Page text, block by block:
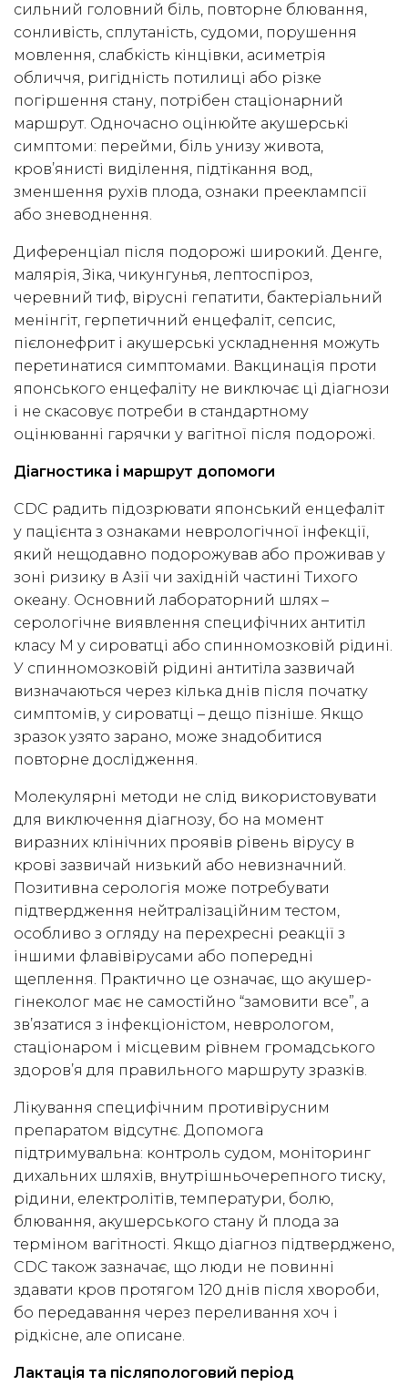
сильний головний біль, повторне блювання,
сонливість, сплутаність, судоми, порушення
мовлення, слабкість кінцівки, асиметрія
обличчя, ригідність потилиці або різке
погіршення стану, потрібен стаціонарний
маршрут. Одночасно оцінюйте акушерські
симптоми: перейми, біль унизу живота,
кров’янисті виділення, підтікання вод,
зменшення рухів плода, ознаки прееклампсії
або зневоднення.
Диференціал після подорожі широкий. Денге,
малярія, Зіка, чикунгунья, лептоспіроз,
черевний тиф, вірусні гепатити, бактеріальний
менінгіт, герпетичний енцефаліт, сепсис,
пієлонефрит і акушерські ускладнення можуть
перетинатися симптомами. Вакцинація проти
японського енцефаліту не виключає ці діагнози
і не скасовує потреби в стандартному
оцінюванні гарячки у вагітної після подорожі.
Діагностика і маршрут допомоги
CDC радить підозрювати японський енцефаліт
у пацієнта з ознаками неврологічної інфекції,
який нещодавно подорожував або проживав у
зоні ризику в Азії чи західній частині Тихого
океану. Основний лабораторний шлях –
серологічне виявлення специфічних антитіл
класу М у сироватці або спинномозковій рідині.
У спинномозковій рідині антитіла зазвичай
визначаються через кілька днів після початку
симптомів, у сироватці – дещо пізніше. Якщо
зразок узято зарано, може знадобитися
повторне дослідження.
Молекулярні методи не слід використовувати
для виключення діагнозу, бо на момент
виразних клінічних проявів рівень вірусу в
крові зазвичай низький або невизначний.
Позитивна серологія може потребувати
підтвердження нейтралізаційним тестом,
особливо з огляду на перехресні реакції з
іншими флавівірусами або попередні
щеплення. Практично це означає, що акушер-
гінеколог має не самостійно “замовити все”, а
зв’язатися з інфекціоністом, неврологом,
стаціонаром і місцевим рівнем громадського
здоров’я для правильного маршруту зразків.
Лікування специфічним противірусним
препаратом відсутнє. Допомога
підтримувальна: контроль судом, моніторинг
дихальних шляхів, внутрішньочерепного тиску,
рідини, електролітів, температури, болю,
блювання, акушерського стану й плода за
терміном вагітності. Якщо діагноз підтверджено,
CDC також зазначає, що люди не повинні
здавати кров протягом 120 днів після хвороби,
бо передавання через переливання хоч і
рідкісне, але описане.
Лактація та післяпологовий період